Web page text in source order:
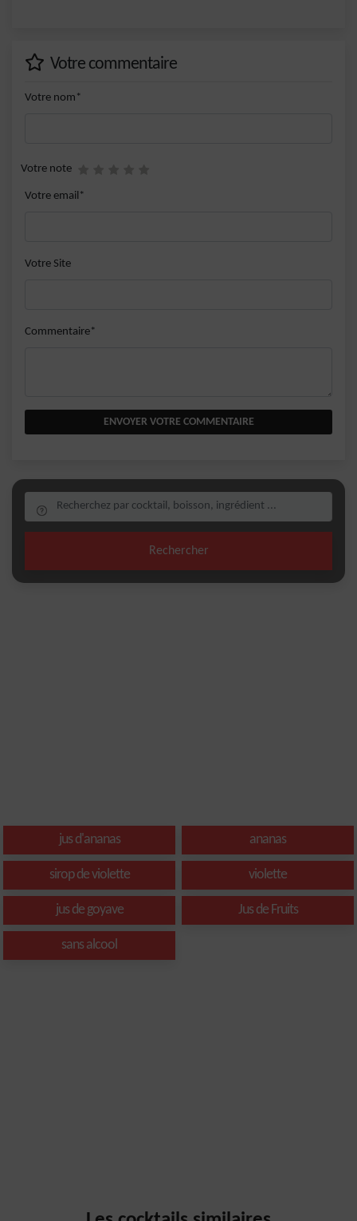
Votre commentaire
Votre nom*
Votre note
Votre email*
Votre Site
Commentaire*
ENVOYER VOTRE COMMENTAIRE
Rechercher
jus d'ananas ananas
sirop de violette violette
jus de goyave Jus de Fruits
sans alcool